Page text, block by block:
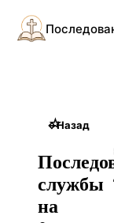
←Назад
☆
службы
на